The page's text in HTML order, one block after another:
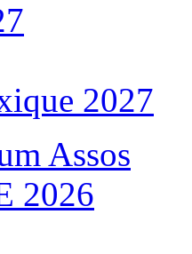
2027
Assos
2026